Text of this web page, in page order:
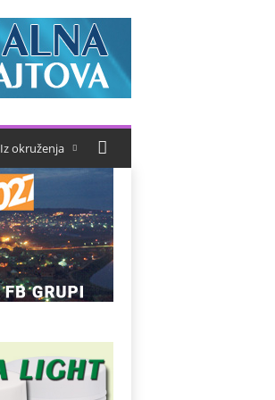
Iz okruženja